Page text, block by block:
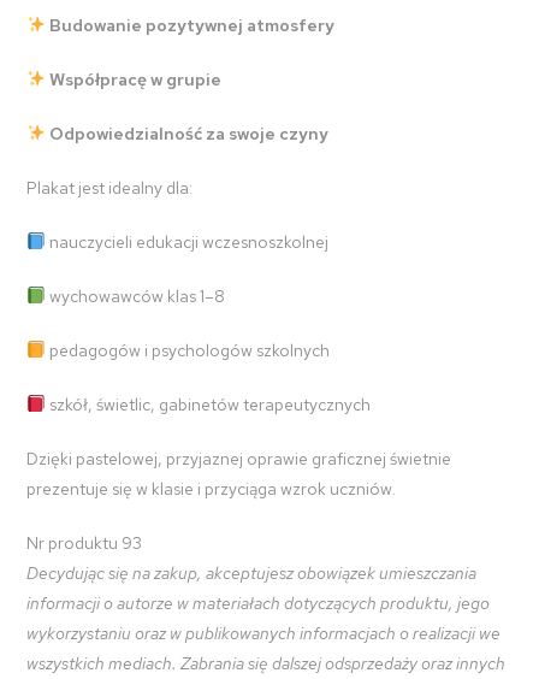
Budowanie pozytywnej atmosfery
Współpracę w grupie
Odpowiedzialność za swoje czyny
Plakat jest idealny dla:
nauczycieli edukacji wczesnoszkolnej
wychowawców klas 1–8
pedagogów i psychologów szkolnych
szkół, świetlic, gabinetów terapeutycznych
Dzięki pastelowej, przyjaznej oprawie graficznej świetnie
prezentuje się w klasie i przyciąga wzrok uczniów.
Nr produktu 93
Decydując się na zakup, akceptujesz obowiązek umieszczania
informacji o autorze w materiałach dotyczących produktu, jego
wykorzystaniu oraz w publikowanych informacjach o realizacji we
wszystkich mediach. Zabrania się dalszej odsprzedaży oraz innych